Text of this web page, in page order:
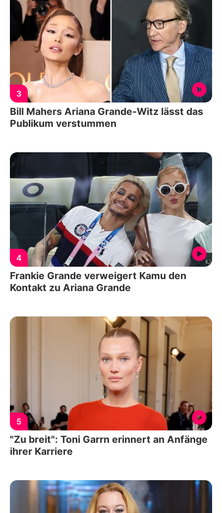
3
Bill Mahers Ariana Grande-Witz lässt das
Publikum verstummen
4
Frankie Grande verweigert Kamu den
Kontakt zu Ariana Grande
5
"Zu breit": Toni Garrn erinnert an Anfänge
ihrer Karriere